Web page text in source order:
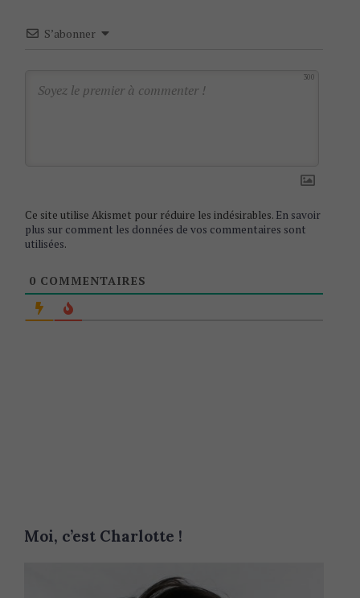
Moi, c’est Charlotte !
v
S’abonner
300
Ce site utilise Akismet pour réduire les indésirables. En savoir
plus sur comment les données de vos commentaires sont
utilisées.
0 COMMENTAIRES